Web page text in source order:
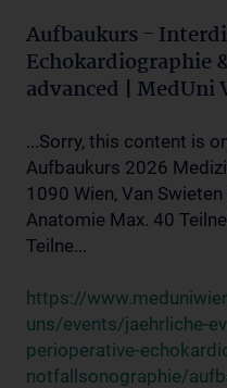
Aufbaukurs -
Echokardiographie
advanced | MedUni
...Sorry, this content is
Aufbaukurs 2026
1090 Wien, Van
Anatomie Max. 40
Teilne...
https://
uns/events/jaehrliche-
perioperative-
notfallsonographie/